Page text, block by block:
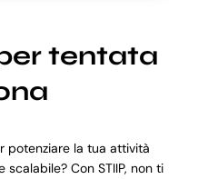
tentata
potenziare la tua attività
Con STIIP, non ti